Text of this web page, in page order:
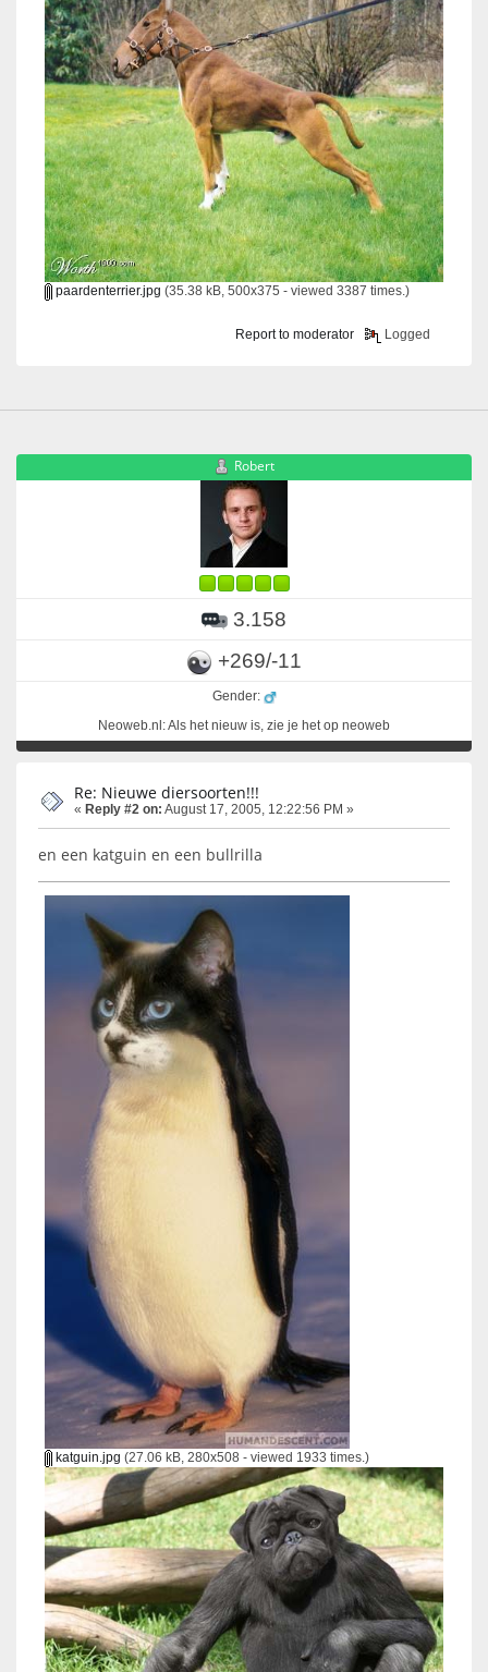
paardenterrier.jpg (35.38 kB, 500x375 - viewed 3387 times.)
Report to moderator Logged
Robert
3.158
+269/-11
Gender:
Neoweb.nl: Als het nieuw is, zie je het op neoweb
Re: Nieuwe diersoorten!!!
« Reply #2 on: August 17, 2005, 12:22:56 PM »
en een katguin en een bullrilla
katguin.jpg (27.06 kB, 280x508 - viewed 1933 times.)